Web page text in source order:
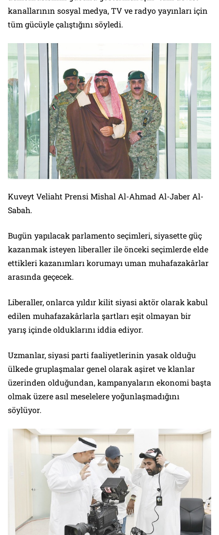
kanallarının sosyal medya, TV ve radyo yayınları için
tüm gücüyle çalıştığını söyledi.
Kuveyt Veliaht Prensi Mishal Al-Ahmad Al-Jaber Al-
Sabah.
Bugün yapılacak parlamento seçimleri, siyasette güç
kazanmak isteyen liberaller ile önceki seçimlerde elde
ettikleri kazanımları korumayı uman muhafazakârlar
arasında geçecek.
Liberaller, onlarca yıldır kilit siyasi aktör olarak kabul
edilen muhafazakârlarla şartları eşit olmayan bir
yarış içinde olduklarını iddia ediyor.
Uzmanlar, siyasi parti faaliyetlerinin yasak olduğu
ülkede gruplaşmalar genel olarak aşiret ve klanlar
üzerinden olduğundan, kampanyaların ekonomi başta
olmak üzere asıl meselelere yoğunlaşmadığını
söylüyor.